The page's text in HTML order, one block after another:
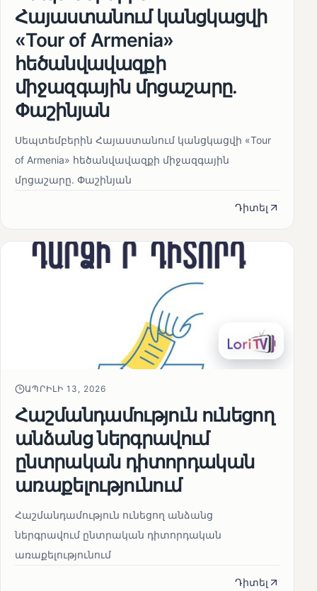
Հայաստանում կանցկացվի
«Tour of Armenia»
հեծանվավազքի
միջազգային մրցաշարը.
Փաշինյան
Սեպտեմբերին Հայաստանում կանցկացվի «Tour
of Armenia» հեծանվավազքի միջազգային
մրցաշարը. Փաշինյան
Դիտել
ԱՊՐԻԼԻ 13, 2026
Հաշմանդամություն ունեցող
անձանց ներգրավում
ընտրական դիտորդական
առաքելությունում
Հաշմանդամություն ունեցող անձանց
ներգրավում ընտրական դիտորդական
առաքելությունում
Դիտել